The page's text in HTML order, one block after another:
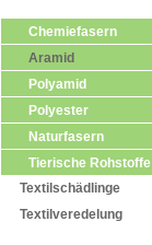
Chemiefasern
Aramid
Polyamid
Polyester
Naturfasern
Tierische Rohstoffe
Textilschädlinge
Textilveredelung